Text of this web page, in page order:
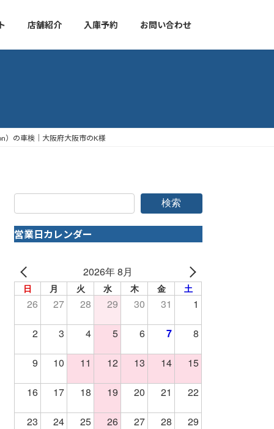
店舗紹介 入庫予約 お問い合わせ
）の車検｜大阪府大阪市のK様
検索
営業日カレンダー
2026年 8月
日 月 火 水 木 金 土
26 27 28 29 30 31 1
2 3 4 5 6 7 8
9 10 11 12 13 14 15
16 17 18 19 20 21 22
23 24 25 26 27 28 29